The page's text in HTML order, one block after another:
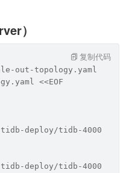
）
out-topology.yaml
<<EOF
deploy/tidb-4000
deploy/tidb-4000
复制代码